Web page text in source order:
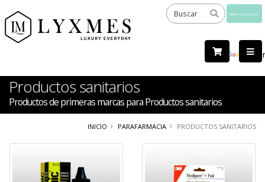
by
Productos sanitarios
Productos de primeras marcas para Productos sanitarios
INICIO PARAFARMACIA PRODUCTOS SANITARIOS